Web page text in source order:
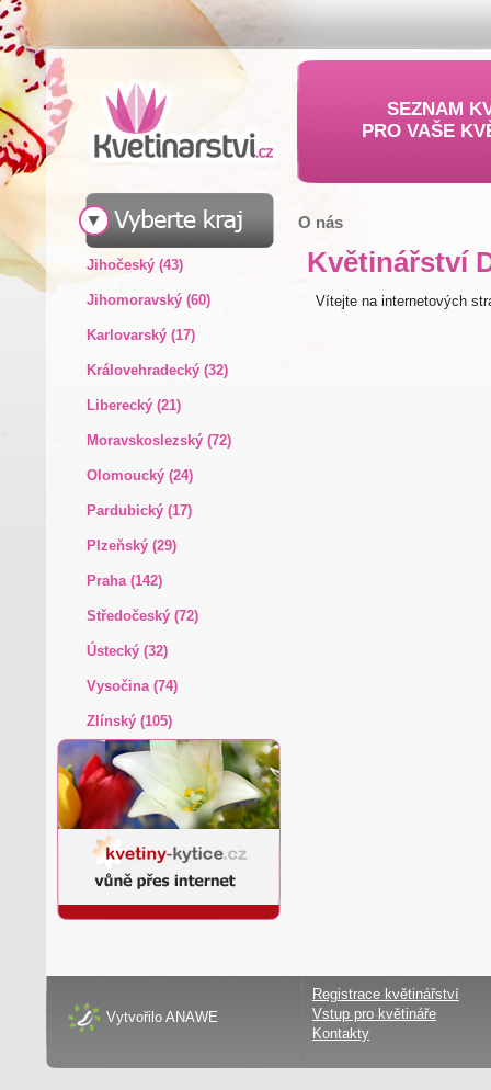
SEZNAM
PRO VAŠE
Jihočeský (43)
Jihomoravský (60)
Karlovarský (17)
Královehradecký (32)
Liberecký (21)
Moravskoslezský (72)
Olomoucký (24)
Pardubický (17)
Plzeňský (29)
Praha (142)
Středočeský (72)
Ústecký (32)
Vysočina (74)
Zlínský (105)
O nás
Květinářství
Vítejte na internetových
Vytvořilo ANAWE
Registrace květinářství
Vstup pro květináře
Kontakty